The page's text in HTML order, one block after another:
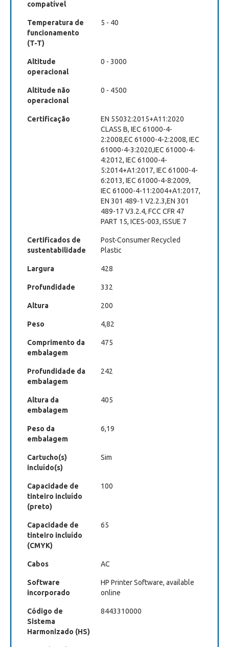
compatível
Temperatura de
funcionamento
(T-T)
5 - 40
Altitude
operacional
0 - 3000
Altitude não
operacional
0 - 4500
Certificação
EN 55032:2015+A11:2020
CLASS B, IEC 61000-4-
2:2008,EC 61000-4-2:2008, IEC
61000-4-3:2020,IEC 61000-4-
4:2012, IEC 61000-4-
5:2014+A1:2017, IEC 61000-4-
6:2013, IEC 61000-4-8:2009,
IEC 61000-4-11:2004+A1:2017,
EN 301 489-1 V2.2.3,EN 301
489-17 V3.2.4, FCC CFR 47
PART 15, ICES-003, ISSUE 7
Certificados de
sustentabilidade
Post-Consumer Recycled
Plastic
Largura 428
Profundidade 332
Altura 200
Peso 4,82
Comprimento da
embalagem
475
Profundidade da
embalagem
242
Altura da
embalagem
405
Peso da
embalagem
6,19
Cartucho(s)
incluído(s)
Sim
Capacidade de
tinteiro incluído
(preto)
100
Capacidade de
tinteiro incluído
(CMYK)
65
Cabos AC
Software
incorporado
HP Printer Software, available
online
Código de
Sistema
Harmonizado (HS)
8443310000